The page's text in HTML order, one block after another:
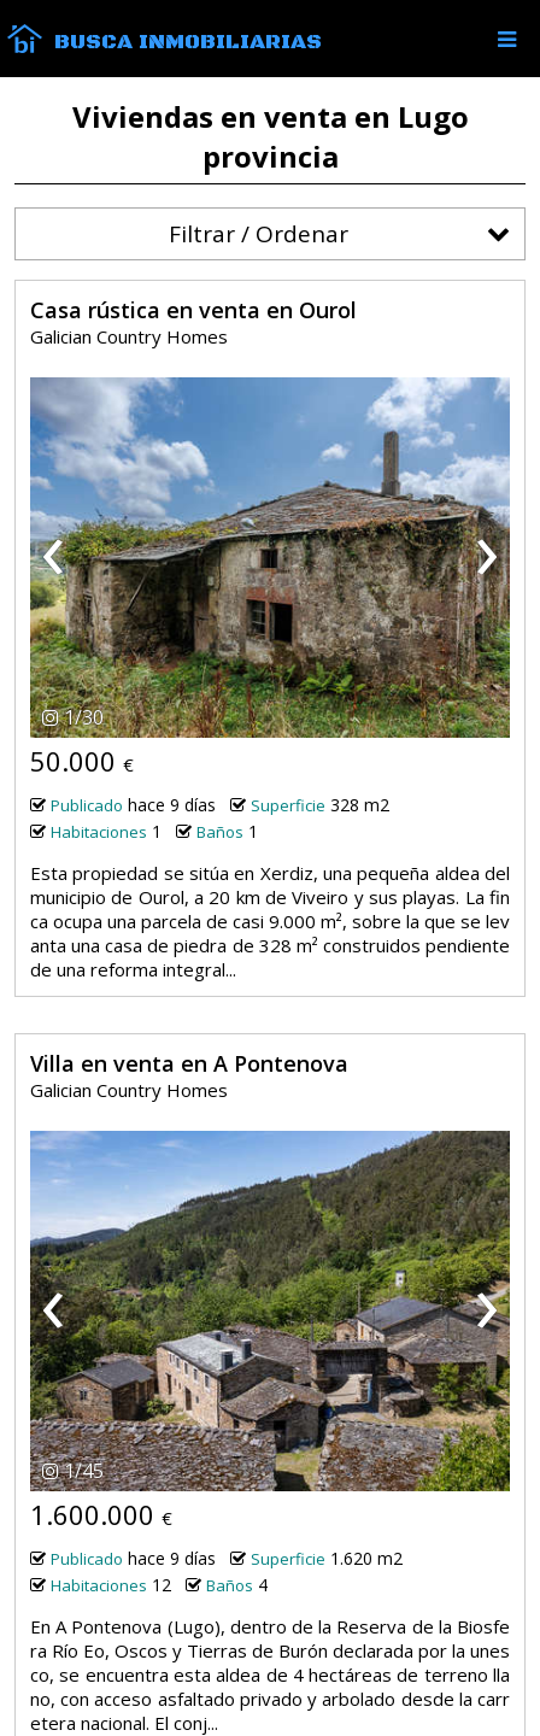
BUSCA INMOBILIARIAS
Viviendas en venta en Lugo
provincia
Filtrar / Ordenar
Casa rústica en venta en Ourol
Galician Country Homes
‹ ›
1/30
50.000 €
Publicado hace 9 días Superficie 328 m2
Habitaciones 1 Baños 1
Esta propiedad se sitúa en Xerdiz, una pequeña aldea del
municipio de Ourol, a 20 km de Viveiro y sus playas. La fin
ca ocupa una parcela de casi 9.000 m², sobre la que se lev
anta una casa de piedra de 328 m² construidos pendiente
de una reforma integral...
Villa en venta en A Pontenova
Galician Country Homes
‹ ›
1/45
1.600.000 €
Publicado hace 9 días Superficie 1.620 m2
Habitaciones 12 Baños 4
En A Pontenova (Lugo), dentro de la Reserva de la Biosfe
ra Río Eo, Oscos y Tierras de Burón declarada por la unes
co, se encuentra esta aldea de 4 hectáreas de terreno lla
no, con acceso asfaltado privado y arbolado desde la carr
etera nacional. El conj...